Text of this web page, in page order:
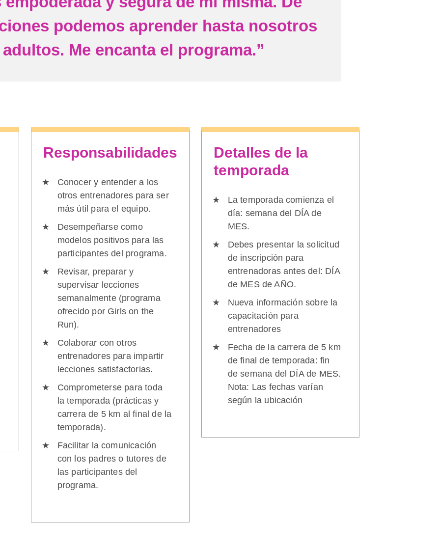
podemos aprender hasta nosotros
Me encanta el programa.”
Responsabilidades
Conocer y entender a los
otros entrenadores para ser
más útil para el equipo.
Desempeñarse como
modelos positivos para las
participantes del programa.
Revisar, preparar y
supervisar lecciones
semanalmente (programa
ofrecido por Girls on the
Run).
Colaborar con otros
entrenadores para impartir
lecciones satisfactorias.
Comprometerse para toda
la temporada (prácticas y
carrera de 5 km al final de la
temporada).
Facilitar la comunicación
con los padres o tutores de
las participantes del
programa.
Detalles de la
temporada
La temporada comienza el
día: semana del DÍA de
MES.
Debes presentar la solicitud
de inscripción para
entrenadoras antes del: DÍA
de MES de AÑO.
Nueva información sobre la
capacitación para
entrenadores
Fecha de la carrera de 5 km
de final de temporada: fin
de semana del DÍA de MES.
Nota: Las fechas varían
según la ubicación